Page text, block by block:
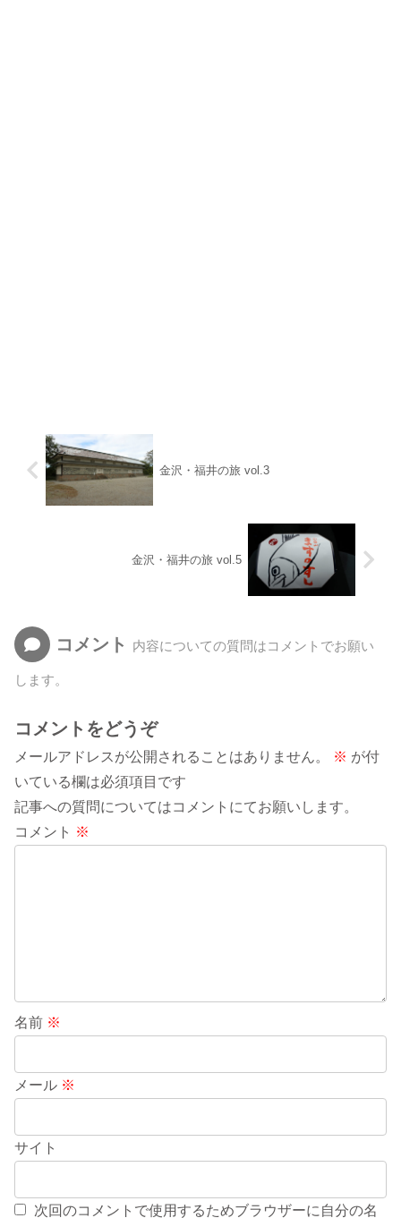
金沢・福井の旅 vol.3
金沢・福井の旅 vol.5
コメント 内容についての質問はコメントでお願い
します。
コメントをどうぞ
メールアドレスが公開されることはありません。 ※ が付
いている欄は必須項目です
記事への質問についてはコメントにてお願いします。
コメント ※
名前 ※
メール ※
サイト
次回のコメントで使用するためブラウザーに自分の名